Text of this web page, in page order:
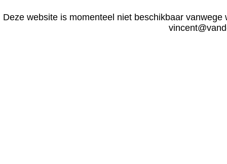
Deze website is momenteel niet beschikbaar